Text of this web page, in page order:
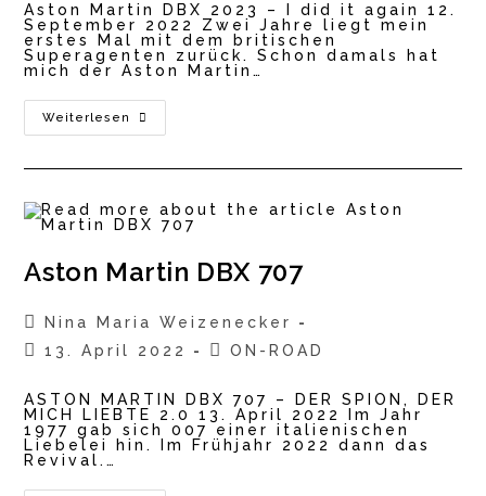
Aston Martin DBX 2023 – I did it again 12.
September 2022 Zwei Jahre liegt mein
erstes Mal mit dem britischen
Superagenten zurück. Schon damals hat
mich der Aston Martin…
Weiterlesen
Aston
Martin
Aston Martin DBX 707
Beitrags-
Autor:
Nina Maria Weizenecker
Beitrag
13. April 2022
Beitrags-
ON-ROAD
ASTON MARTIN DBX 707 – DER SPION, DER
MICH LIEBTE 2.0 13. April 2022 Im Jahr
1977 gab sich 007 einer italienischen
Liebelei hin. Im Frühjahr 2022 dann das
Revival.…